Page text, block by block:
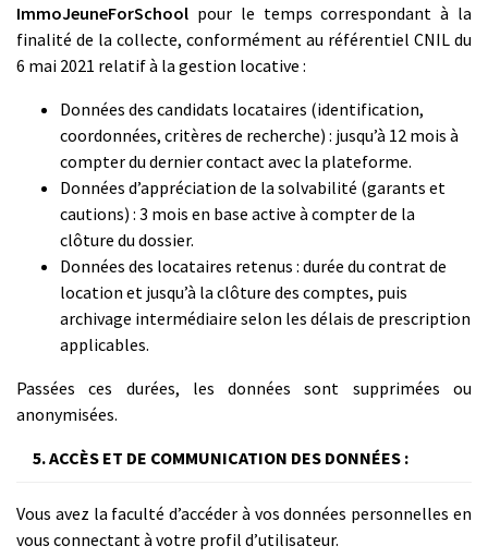
ImmoJeuneForSchool pour le temps correspondant à la
finalité de la collecte, conformément au référentiel CNIL du
6 mai 2021 relatif à la gestion locative :
Données des candidats locataires (identification,
coordonnées, critères de recherche) : jusqu’à 12 mois à
compter du dernier contact avec la plateforme.
Données d’appréciation de la solvabilité (garants et
cautions) : 3 mois en base active à compter de la
clôture du dossier.
Données des locataires retenus : durée du contrat de
location et jusqu’à la clôture des comptes, puis
archivage intermédiaire selon les délais de prescription
applicables.
Passées ces durées, les données sont supprimées ou
anonymisées.
5. ACCÈS ET DE COMMUNICATION DES DONNÉES :
Vous avez la faculté d’accéder à vos données personnelles en
vous connectant à votre profil d’utilisateur.